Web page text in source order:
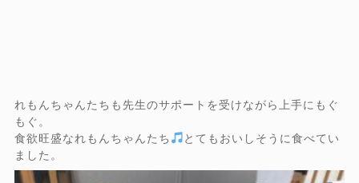
れもんちゃんたちも先生のサポートを受けながら上手にもぐ
もぐ。
食欲旺盛なれもんちゃんたち
とてもおいしそうに食べてい
ました。